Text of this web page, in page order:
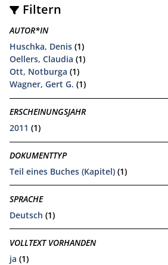
Filtern
AUTOR*IN
Huschka, Denis (1)
Oellers, Claudia (1)
Ott, Notburga (1)
Wagner, Gert G. (1)
ERSCHEINUNGSJAHR
2011 (1)
DOKUMENTTYP
Teil eines Buches (Kapitel) (1)
SPRACHE
Deutsch (1)
VOLLTEXT VORHANDEN
ja (1)